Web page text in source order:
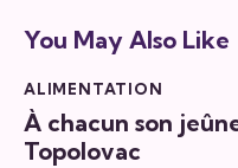
You May Also Like
ALIMENTATION
À chacun son
Topolovac